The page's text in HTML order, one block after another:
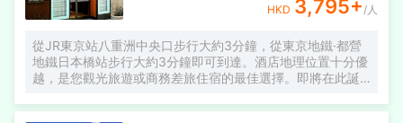
HKD 3,795+ /人
從JR東京站八重洲中央口步行大約3分鐘，從東京地鐵·都營
地鐵日本橋站步行大約3分鐘即可到達。酒店地理位置十分優
越，是您觀光旅遊或商務差旅住宿的最佳選擇。即將在此誕
和「江戸風」為理念，打造優雅舒適的住宿環境，讓您在繁